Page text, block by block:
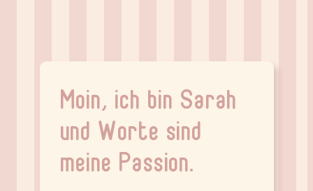
Moin, ich bin Sarah
und Worte sind
meine Passion.